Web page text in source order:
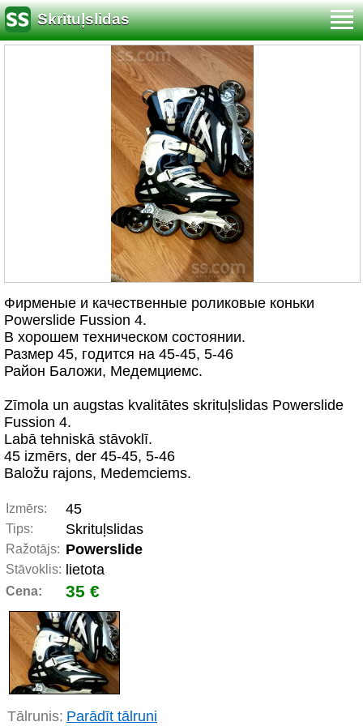
Skrituļslidas
Фирменые и качественные роликовые коньки
Powerslide Fussion 4.
В хорошем техническом состоянии.
Размер 45, годится на 45-45, 5-46
Район Баложи, Медемциемс.
Zīmola un augstas kvalitātes skrituļslidas Powerslide
Fussion 4.
Labā tehniskā stāvoklī.
45 izmērs, der 45-45, 5-46
Baložu rajons, Medemciems.
Izmērs: 45
Tips: Skrituļslidas
Ražotājs: Powerslide
Stāvoklis: lietota
Cena: 35 €
Tālrunis: Parādīt tālruni